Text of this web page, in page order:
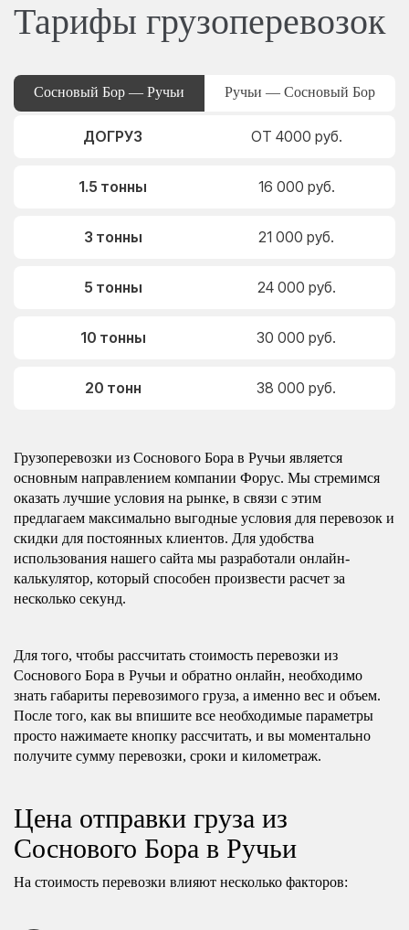
Тарифы грузоперевозок
Сосновый Бор — Ручьи Ручьи — Сосновый Бор
ДОГРУЗ ОТ 4000 руб.
1.5 тонны 16 000 руб.
3 тонны 21 000 руб.
5 тонны 24 000 руб.
10 тонны 30 000 руб.
20 тонн 38 000 руб.
Грузоперевозки из Соснового Бора в Ручьи является
основным направлением компании Форус. Мы стремимся
оказать лучшие условия на рынке, в связи с этим
предлагаем максимально выгодные условия для перевозок и
скидки для постоянных клиентов. Для удобства
использования нашего сайта мы разработали онлайн-
калькулятор, который способен произвести расчет за
несколько секунд.
Для того, чтобы рассчитать стоимость перевозки из
Соснового Бора в Ручьи и обратно онлайн, необходимо
знать габариты перевозимого груза, а именно вес и объем.
После того, как вы впишите все необходимые параметры
просто нажимаете кнопку рассчитать, и вы моментально
получите сумму перевозки, сроки и километраж.
Цена отправки груза из
Соснового Бора в Ручьи
На стоимость перевозки влияют несколько факторов: